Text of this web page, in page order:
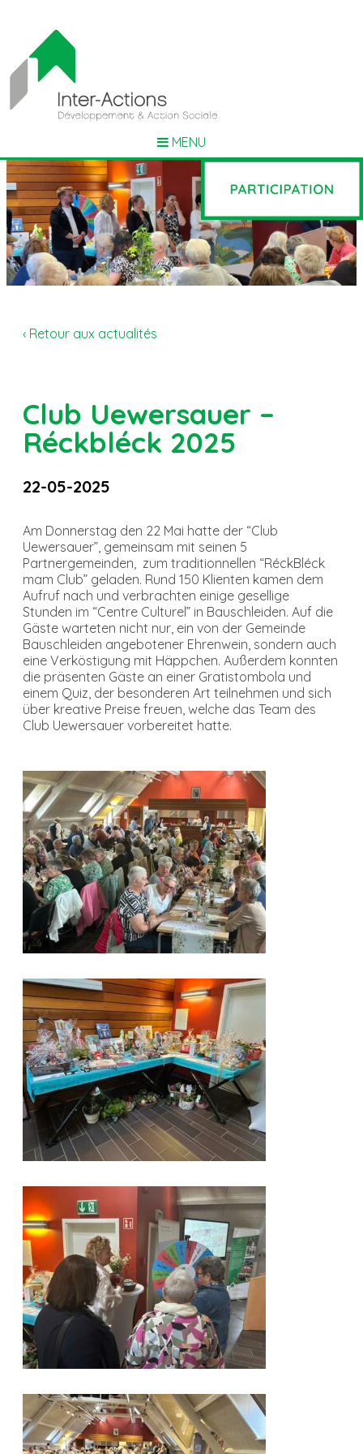
MENU
‹ Retour aux actualités
Club Uewersauer –
Réckbléck 2025
22-05-2025
Am Donnerstag den 22 Mai hatte der “Club
Uewersauer”, gemeinsam mit seinen 5
Partnergemeinden, zum traditionnellen “RéckBléck
mam Club” geladen. Rund 150 Klienten kamen dem
Aufruf nach und verbrachten einige gesellige
Stunden im “Centre Culturel” in Bauschleiden. Auf die
Gäste warteten nicht nur, ein von der Gemeinde
Bauschleiden angebotener Ehrenwein, sondern auch
eine Verköstigung mit Häppchen. Außerdem konnten
die präsenten Gäste an einer Gratistombola und
einem Quiz, der besonderen Art teilnehmen und sich
über kreative Preise freuen, welche das Team des
Club Uewersauer vorbereitet hatte.